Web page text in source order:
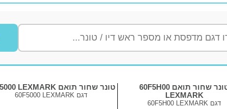
טונר שחור תואם 60F5H00
LEXMARK
דגם 60F5H00 LEXMARK
טונר שחור תואם 60F5000 LEXMARK
דגם 60F5000 LEXMARK